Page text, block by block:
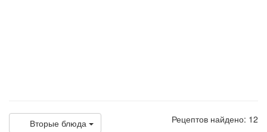
Вторые блюда Рецептов найдено: 12